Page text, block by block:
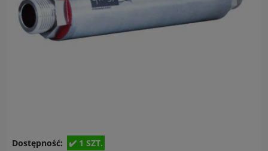
Dostępność: 1 SZT.